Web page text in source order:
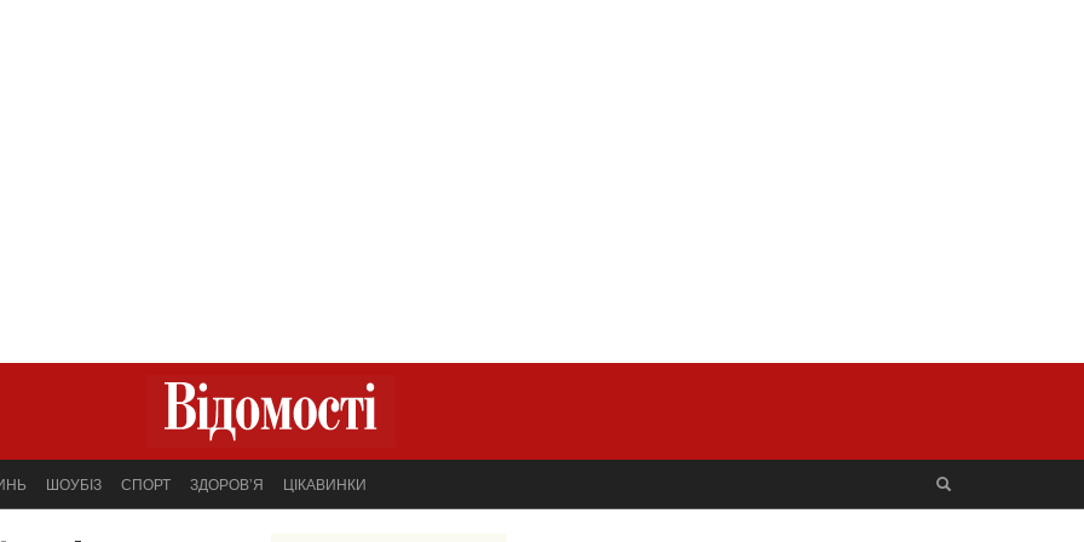
ШОУБІЗ СПОРТ ЗДОРОВ’Я ЦІКАВИНКИ